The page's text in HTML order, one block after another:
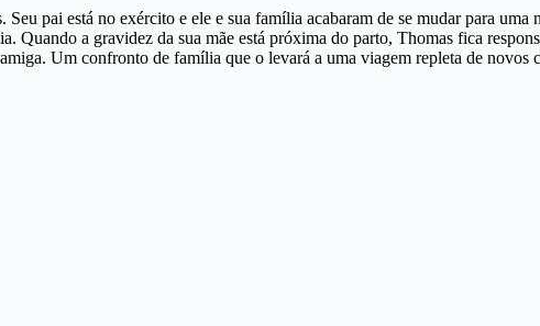
Seu pai está no exército e ele e sua família acabaram de se mudar para
Quando a gravidez da sua mãe está próxima do parto, Thomas fica
Um confronto de família que o levará a uma viagem repleta de novos